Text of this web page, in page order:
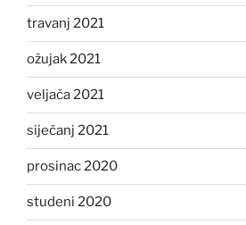
travanj 2021
ožujak 2021
veljača 2021
siječanj 2021
prosinac 2020
studeni 2020